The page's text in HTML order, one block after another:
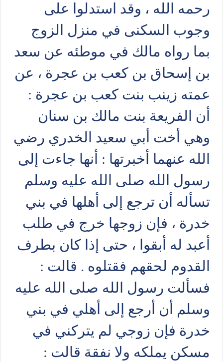
رحمه الله ، وقد استدلوا على
وجوب السكنى في منزل الزوج
بما رواه مالك في موطئه عن سعد
بن إسحاق بن كعب بن عجرة ، عن
عمته زينب بنت كعب بن عجرة :
أن الفريعة بنت مالك بن سنان
وهي أخت أبي سعيد الخدري رضي
الله عنهما أخبرتها : أنها جاءت إلى
رسول الله صلى الله عليه وسلم
تسأله أن ترجع إلى أهلها في بني
خدرة ، فإن زوجها خرج في طلب
أعبد له أبقوا ، حتى إذا كان بطرف
القدوم لحقهم فقتلوه . قالت :
فسألت رسول الله صلى الله عليه
وسلم أن أرجع إلى أهلي في بني
خدرة فإن زوجي لم يتركني في
مسكن يملكه ولا نفقة قالت :